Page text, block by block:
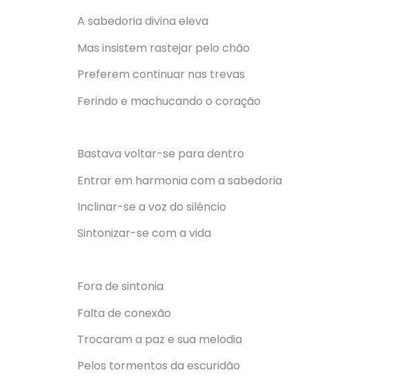
A sabedoria divina eleva
Mas insistem rastejar pelo chão
Preferem continuar nas trevas
Ferindo e machucando o coração
Bastava voltar-se para dentro
Entrar em harmonia com a sabedoria
Inclinar-se a voz do silêncio
Sintonizar-se com a vida
Fora de sintonia
Falta de conexão
Trocaram a paz e sua melodia
Pelos tormentos da escuridão